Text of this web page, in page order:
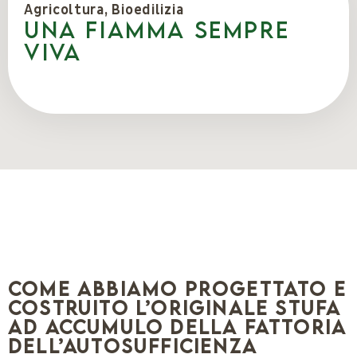
Agricoltura, Bioedilizia
Una fiamma sempre
viva
Come abbiamo progettato e
costruito l’originale stufa
ad accumulo della Fattoria
dell’Autosufficienza